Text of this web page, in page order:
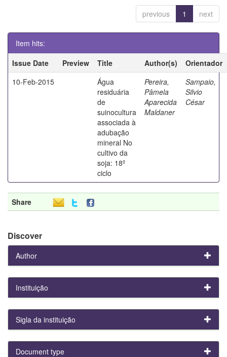
previous 1 next
Item hits:
Issue Date
Preview Title Author(s)
Orientador
10-Feb-2015
Água
residuária
de
suinocultura
associada à
adubação
mineral No
cultivo da
soja: 18º
ciclo
Pereira,
Pâmela
Aparecida
Maldaner
Sampaio,
Silvio
César
Share
Discover
Author
Instituição
Sigla da instituição
Document type